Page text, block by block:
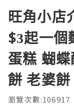
旺角小店
$3起一個
蛋糕 蝴
餅 老婆餅
瀏覽次數:106917